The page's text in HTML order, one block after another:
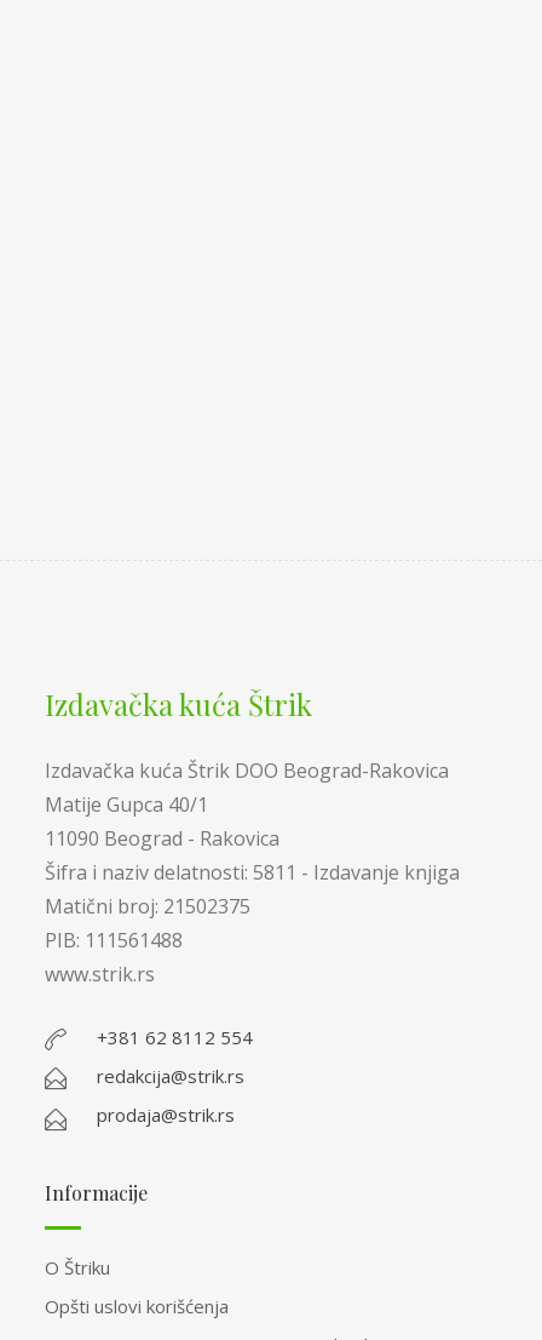
Izdavačka kuća Štrik
Izdavačka kuća Štrik DOO Beograd-Rakovica
Matije Gupca 40/1
11090 Beograd - Rakovica
Šifra i naziv delatnosti: 5811 - Izdavanje knjiga
Matični broj: 21502375
PIB: 111561488
www.strik.rs
+381 62 8112 554
redakcija@strik.rs
prodaja@strik.rs
Informacije
O Štriku
Opšti uslovi korišćenja